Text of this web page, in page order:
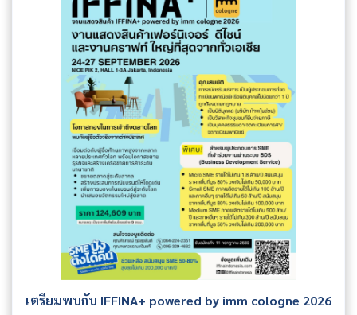
เตรียมพบกับ IFFINA+ powered by imm cologne 2026